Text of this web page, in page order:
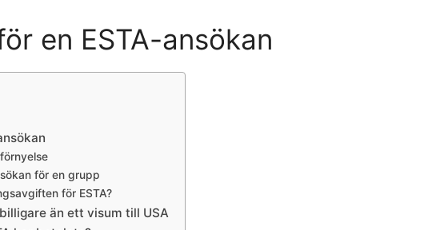
en ESTA-ansökan
för en grupp
för ESTA?
än ett visum till USA